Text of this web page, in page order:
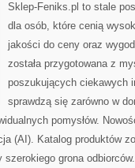
Sklep-Feniks.pl to stale
dla osób, które cenią
jakości do ceny oraz
została przygotowana z
poszukujących ciekawych
sprawdzą się zarówno w
pomysłów.
(AI). Katalog produktów
szerokiego grona